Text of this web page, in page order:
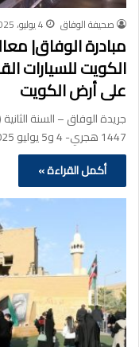
صحيفة الوفاق 4 يوليو، 2025
الكويت للسيارات
على أرض الكويت
1447 هجري- 4 و5 يوليو 2025 معالم…
أكمل القراءة »